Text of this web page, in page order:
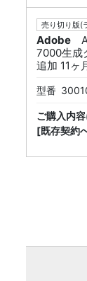
売り切り版(
Adobe
7000生成
追加 11ヶ
型番
ご購入内
[既存契約